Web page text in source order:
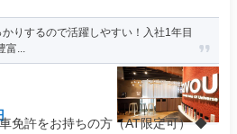
りするので活躍しやすい！入社1年目
富...
免許をお持ちの方（AT限定可） ◆